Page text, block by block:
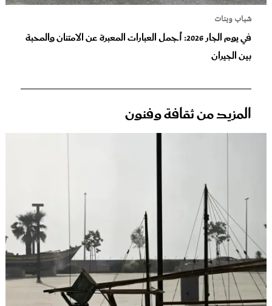
شباب وبنات
في يوم الجار 2026: أجمل العبارات المعبرة عن الامتنان والمحبة
بين الجيران
المزيد من ثقافة وفنون